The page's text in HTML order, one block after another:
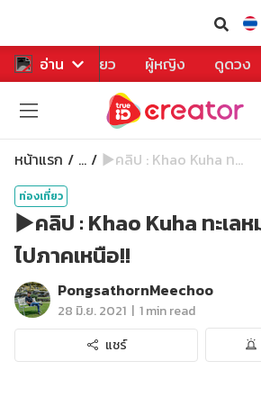
อ่าน
หาร ท่องเที่ยว ผู้หญิง ดูดวง
หน้าแรก ... ▶️คลิป : Khao Kuha ท...
ท่องเที่ยว
▶️คลิป : Khao Kuha ทะเล
ไปภาคเหนือ!!
PongsathornMeechoo
28 มิ.ย. 2021 | 1 min read
แชร์